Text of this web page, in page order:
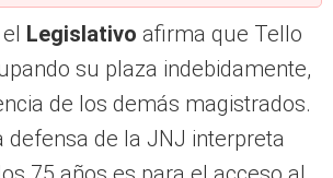
Legislativo afirma que Tello
su plaza indebidamente,
de los demás magistrados.
defensa de la JNJ interpreta